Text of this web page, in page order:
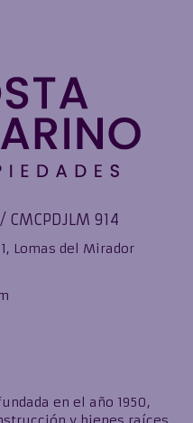
CMCPDJLM 914
Lomas del Mirador
en el año 1950,